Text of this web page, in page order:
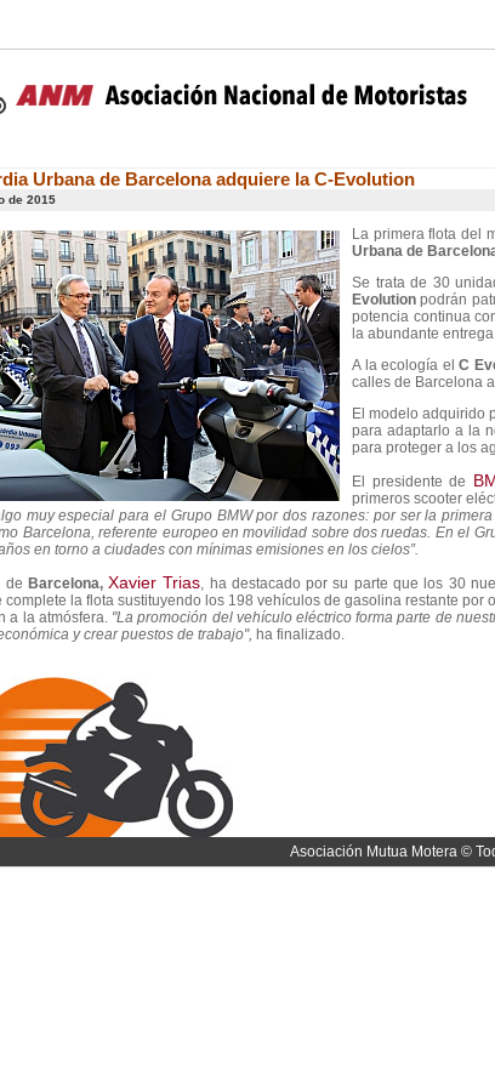
Urbana de Barcelona adquiere la C-Evolution
de 2015
La primera flota del
Urbana de
Se trata de 30
Evolution podrán
potencia continua
la abundante
A la ecología elC
calles de Barcelona
El modelo adquirido
para adaptarlo a la
para proteger a los
El presidente de
primeros scooter
muy especial para el Grupo BMW por dos razones: por ser la
Barcelona, referente europeo en movilidad sobre dos ruedas. En el
en torno a ciudades con mínimas emisiones en los cielos”.
de Barcelona, Xavier Trias, ha destacado por su parte que los 30
complete la flota sustituyendo los 198 vehículos de gasolina restante
a la atmósfera. "La promoción del vehículo eléctrico forma parte de
y crear puestos de trabajo", ha finalizado.
Asociación Mutua Motera ©